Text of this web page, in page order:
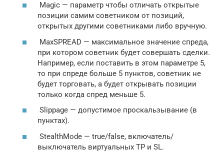
Magic — параметр чтобы отличать открытые
позиции самим советником от позиций,
открытых другими советниками либо вручную.
MaxSPREAD — максимальное значение спреда,
при котором советник будет совершать сделки.
Например, если поставить в этом параметре 5,
то при спреде больше 5 пунктов, советник не
будет торговать, а будет открывать позиции
только когда спред меньше 5.
Slippage — допустимое проскальзывание (в
пунктах).
StealthMode — true/false, включатель/
выключатель виртуальных TP и SL.